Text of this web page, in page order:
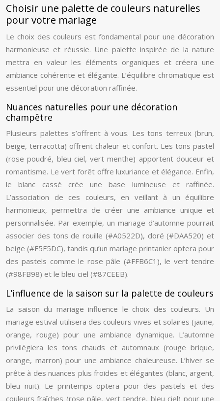
Choisir une palette de couleurs naturelles
pour votre mariage
Le choix des couleurs est fondamental pour une décoration
harmonieuse et réussie. Une palette inspirée de la nature
mettra en valeur les éléments organiques et créera une
ambiance cohérente et élégante. L’équilibre chromatique est
essentiel pour une décoration raffinée.
Nuances naturelles pour une décoration
champêtre
Plusieurs palettes s’offrent à vous. Les tons terreux (brun,
beige, terracotta) offrent chaleur et confort. Les tons pastel
(rose poudré, bleu ciel, vert menthe) apportent douceur et
romantisme. Le vert forêt offre luxuriance et élégance. Enfin,
le blanc cassé crée une base lumineuse et raffinée.
L’association de ces couleurs, en veillant à un équilibre
harmonieux, permettra de créer une ambiance unique et
personnalisée. Par exemple, un mariage d’automne pourrait
associer des tons de rouille (#A0522D), doré (#DAA520) et
beige (#F5F5DC), tandis qu’un mariage printanier optera pour
des pastels comme le rose pâle (#FFB6C1), le vert tendre
(#98FB98) et le bleu ciel (#87CEEB).
L’influence de la saison sur la palette de couleurs
La saison du mariage influence le choix des couleurs. Un
mariage estival utilisera des couleurs vives et solaires (jaune,
orange, rouge) pour une ambiance dynamique. L’automne
privilégiera les tons chauds et automnaux (rouge brique,
orange, marron) pour une ambiance chaleureuse. L’hiver se
prête à des nuances plus froides et élégantes (blanc, argent,
bleu nuit). Le printemps optera pour des pastels et des
couleurs fraîches (rose pâle, vert tendre, bleu ciel) pour une